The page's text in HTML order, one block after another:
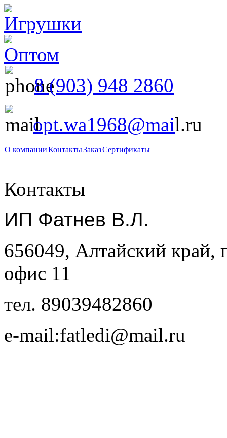
8 (903) 948 2860
opt.wa1968@mail.ru
О компанииКонтактыЗаказСертификаты
Контакты
ИП Фатнев В.Л.
656049, Алтайский край,
офис 11
тел. 89039482860
e-mail:fatledi@mail.ru